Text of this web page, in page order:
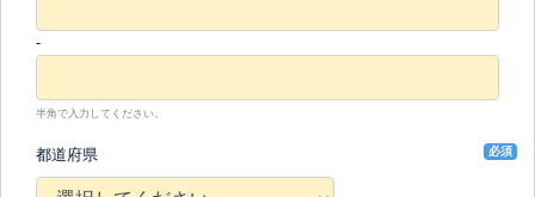
-
半角で入力してください。
都道府県 必須